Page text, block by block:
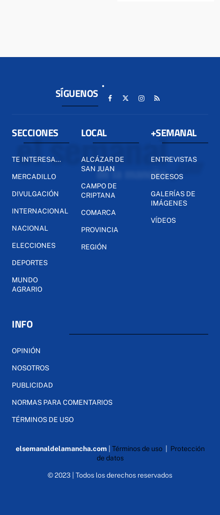
SÍGUENOS
SECCIONES
TE INTERESA...
MERCADILLO
DIVULGACIÓN
INTERNACIONAL
NACIONAL
ELECCIONES
DEPORTES
MUNDO
AGRARIO
LOCAL
ALCÁZAR DE
SAN JUAN
CAMPO DE
CRIPTANA
COMARCA
PROVINCIA
REGIÓN
+SEMANAL
ENTREVISTAS
DECESOS
GALERÍAS DE
IMÁGENES
VÍDEOS
INFO
OPINIÓN
NOSOTROS
PUBLICIDAD
NORMAS PARA COMENTARIOS
TÉRMINOS DE USO
elsemanaldelamancha.com Términos de uso| Protección
de datos
© 2023 | Todos los derechos reservados